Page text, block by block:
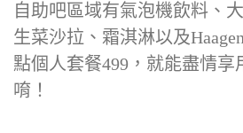
自助吧區域有氣泡機飲料、
生菜沙拉、霜淇淋以及
點個人套餐499，就能盡情享
唷！